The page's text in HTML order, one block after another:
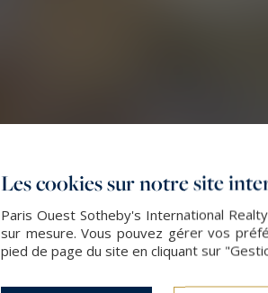
Les cookies sur notre site
Paris Ouest Sotheby's International
sur mesure. Vous pouvez gérer vos
pied de page du site en cliquant sur